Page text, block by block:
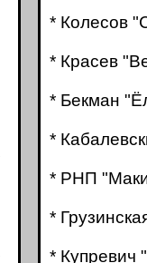
* Колесов
* Красев
* Бекман
*
* РНП
*
* Купревич